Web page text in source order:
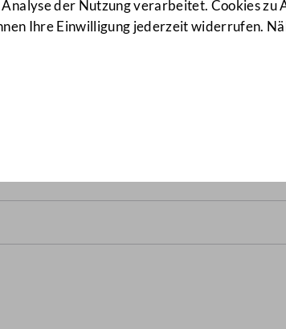
der Nutzung verarbeitet. Cookies zu
Ihre Einwilligung jederzeit widerrufen.
7. November